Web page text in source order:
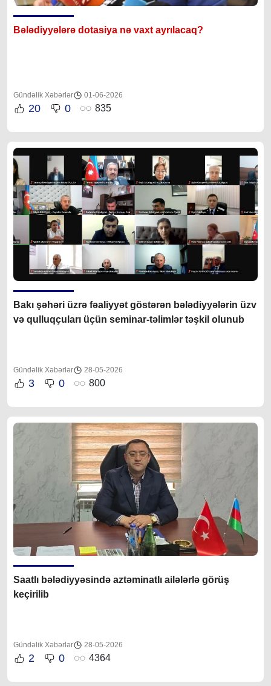
Bələdiyyələrə dotasiya nə vaxt ayrılacaq?
Gündəlik Xəbərlər 01-06-2026
20 0 835
Bakı şəhəri üzrə fəaliyyət göstərən bələdiyyələrin üzv
və qulluqçuları üçün seminar-təlimlər təşkil olunub
Gündəlik Xəbərlər 28-05-2026
3 0 800
Saatlı bələdiyyəsində aztəminatlı ailələrlə görüş
keçirilib
Gündəlik Xəbərlər 28-05-2026
2 0 4364